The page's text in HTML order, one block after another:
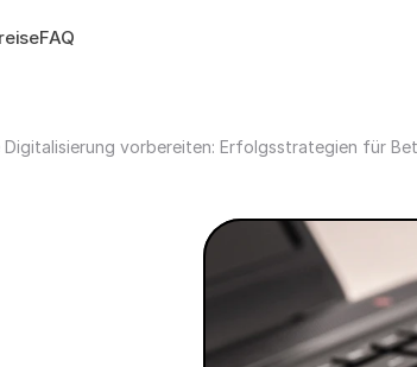
FAQ
vorbereiten: Erfolgsstrategien für